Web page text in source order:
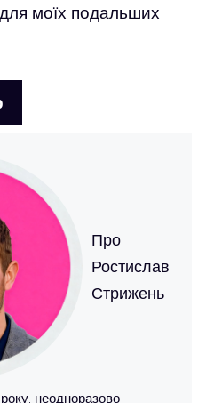
моїх подальших
Про
Ростислав
Стрижень
неодноразово